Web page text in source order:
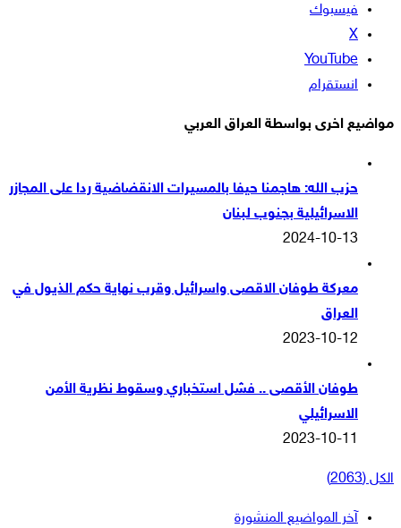
فيسبوك
‫X
‫YouTube
انستقرام
مواضيع اخرى بواسطة العراق العربي
حزب الله: هاجمنا حيفا بالمسيرات الانقضاضية ردا على المجازر
الاسرائيلية بجنوب لبنان
2024-10-13
معركة طوفان الاقصى واسرائيل وقرب نهاية حكم الذيول في
العراق
2023-10-12
طوفان الأقصى .. فشل استخباري وسقوط نظرية الأمن
الاسرائيلي
2023-10-11
الكل (2063)
آخر المواضيع المنشورة